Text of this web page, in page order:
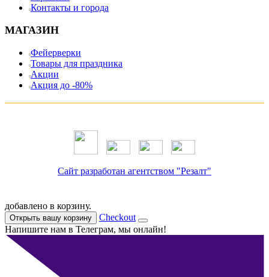
Контакты и города
МАГАЗИН
Фейерверки
Товары для праздника
Акции
Акция до -80%
Сайт разработан агентством "Резалт"
добавлено в корзину.
Открыть вашу корзину
Checkout
Напишите нам в Телеграм, мы онлайн!